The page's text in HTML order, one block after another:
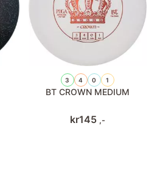
3 4 0 1
BT CROWN MEDIUM
kr145 ,-